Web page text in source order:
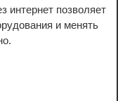
интернет позволяет
и менять